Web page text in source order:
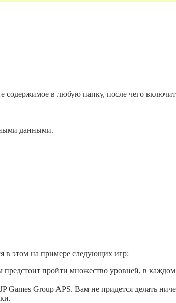
содержимое в любую папку, после чего
данными.
в этом на примере следующих игр:
пройти множество уровней, в
Games Group APS. Вам не придется делать